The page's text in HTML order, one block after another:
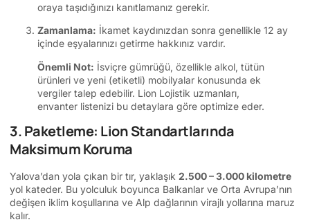
oraya taşıdığınızı kanıtlamanız gerekir.
Zamanlama: İkamet kaydınızdan sonra genellikle 12 ay
içinde eşyalarınızı getirme hakkınız vardır.
Önemli Not: İsviçre gümrüğü, özellikle alkol, tütün
ürünleri ve yeni (etiketli) mobilyalar konusunda ek
vergiler talep edebilir. Lion Lojistik uzmanları,
envanter listenizi bu detaylara göre optimize eder.
3. Paketleme: Lion Standartlarında
Maksimum Koruma
Yalova’dan yola çıkan bir tır, yaklaşık 2.500 – 3.000 kilometre
yol kateder. Bu yolculuk boyunca Balkanlar ve Orta Avrupa’nın
değişen iklim koşullarına ve Alp dağlarının virajlı yollarına maruz
kalır.